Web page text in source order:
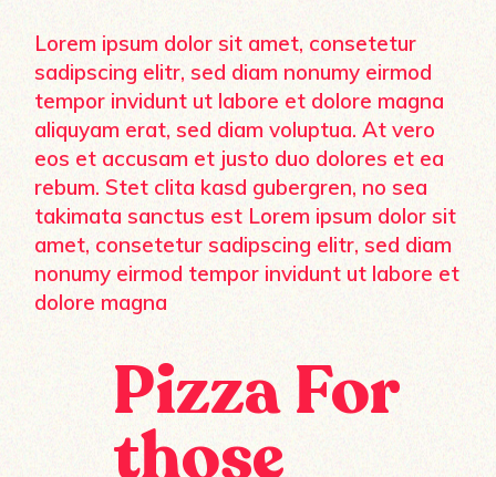
Lorem ipsum dolor sit amet, consetetur
sadipscing elitr, sed diam nonumy eirmod
tempor invidunt ut labore et dolore magna
aliquyam erat, sed diam voluptua. At vero
eos et accusam et justo duo dolores et ea
rebum. Stet clita kasd gubergren, no sea
takimata sanctus est Lorem ipsum dolor sit
amet, consetetur sadipscing elitr, sed diam
nonumy eirmod tempor invidunt ut labore et
dolore magna
Pizza For
those